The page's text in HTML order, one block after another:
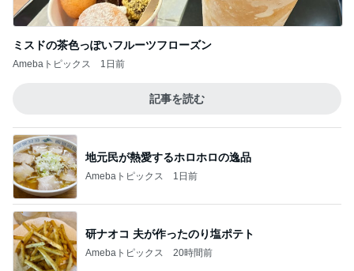
ミスドの茶色っぽいフルーツフローズン
Amebaトピックス 1日前
記事を読む
地元民が熱愛するホロホロの逸品
Amebaトピックス 1日前
研ナオコ 夫が作ったのり塩ポテト
Amebaトピックス 20時間前